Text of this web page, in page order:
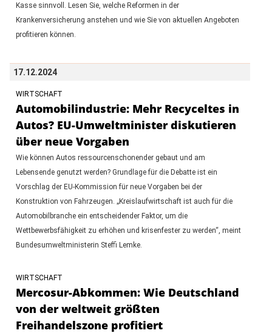
Kasse sinnvoll. Lesen Sie, welche Reformen in der
Krankenversicherung anstehen und wie Sie von aktuellen Angeboten
profitieren können.
17.12.2024
WIRTSCHAFT
Automobilindustrie: Mehr Recyceltes in
Autos? EU-Umweltminister diskutieren
über neue Vorgaben
Wie können Autos ressourcenschonender gebaut und am
Lebensende genutzt werden? Grundlage für die Debatte ist ein
Vorschlag der EU-Kommission für neue Vorgaben bei der
Konstruktion von Fahrzeugen. „Kreislaufwirtschaft ist auch für die
Automobilbranche ein entscheidender Faktor, um die
Wettbewerbsfähigkeit zu erhöhen und krisenfester zu werden“, meint
Bundesumweltministerin Steffi Lemke.
WIRTSCHAFT
Mercosur-Abkommen: Wie Deutschland
von der weltweit größten
Freihandelszone profitiert